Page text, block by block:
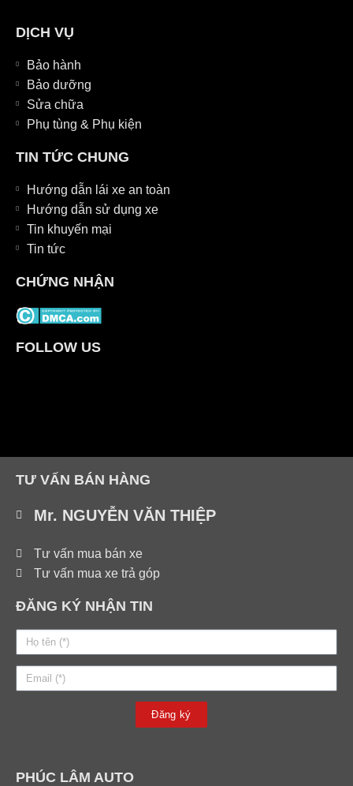
DỊCH VỤ
Bảo hành
Bảo dưỡng
Sửa chữa
Phụ tùng & Phụ kiện
TIN TỨC CHUNG
Hướng dẫn lái xe an toàn
Hướng dẫn sử dụng xe
Tin khuyến mại
Tin tức
CHỨNG NHẬN
FOLLOW US
TƯ VẤN BÁN HÀNG
Mr. NGUYỄN VĂN THIỆP
Tư vấn mua bán xe
Tư vấn mua xe trả góp
ĐĂNG KÝ NHẬN TIN
Đăng ký
PHÚC LÂM AUTO